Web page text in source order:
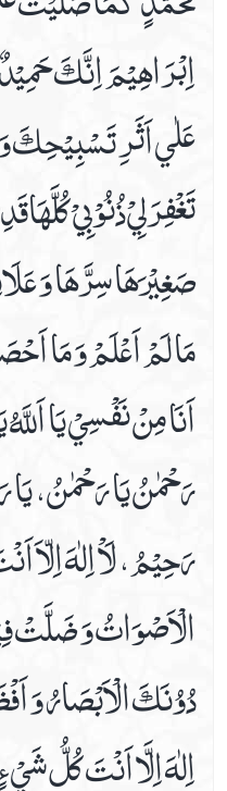
اِبْرَاهِيْمَ اِنَّكَ
عَلٰي اَثَرِ تَسْبِيْحِكَ
تَغْفِرَلِيْ ذُنُوْبِيْ
صَغِيْرَهَا سِرَّهَا وَ
مَا لَمْ اَعْلَمْ وَ مَا
اَنَا مِنْ نَفْسِيْ يَا اَللَّهُ
رَحْمٰنُ يَا رَحْمٰنُ،
رَحِيْمُ، لَاْ اِلٰهَ
الْاَصْوَاتُ وَ ضَلَّتْ
دُوُنَكَ الْاَبْصَارُ وَ
اِلٰهَ اِلَّا اَنْتَ كُلُّ